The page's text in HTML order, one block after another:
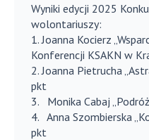
Wyniki edycji 2025
wolontariuszy:
1. Joanna Kocierz
Konferencji KSAKN w
2. Joanna Pietrucha
pkt
3. Monika Cabaj
4. Anna Szombierska
pkt